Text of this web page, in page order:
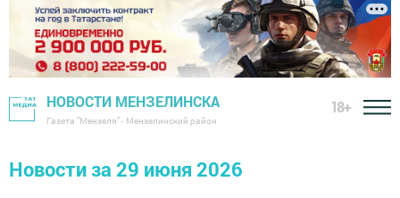
НОВОСТИ МЕНЗЕЛИНСКА
Газета "Мензеля" - Мензелинский район
18+
Новости за 29 июня 2026